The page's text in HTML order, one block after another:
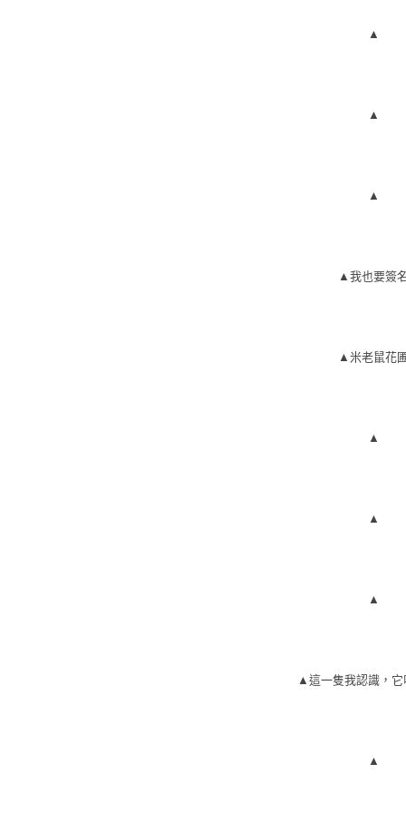
▲
▲
▲
▲我也要簽
▲米老鼠花
▲
▲
▲
▲這一隻我認識，
▲